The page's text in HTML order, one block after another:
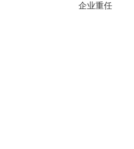
企业重任